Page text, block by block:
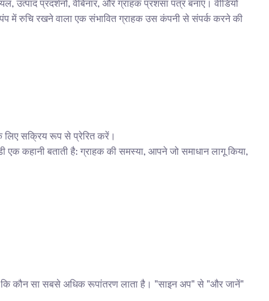
प्रदर्शनों, वेबिनार, और ग्राहक प्रशंसा पत्र बनाएं। वीडियो
रुचि रखने वाला एक संभावित ग्राहक उस कंपनी से संपर्क करने की
लिए सक्रिय रूप से प्रेरित करें।
कहानी बताती है: ग्राहक की समस्या, आपने जो समाधान लागू किया,
कौन सा सबसे अधिक रूपांतरण लाता है। "साइन अप" से "और जानें"